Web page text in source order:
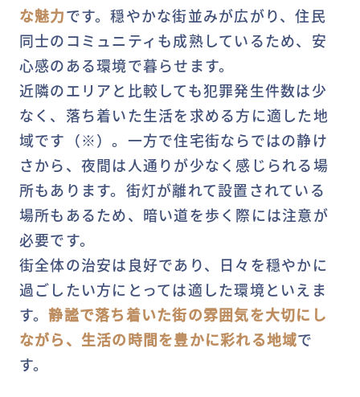
な魅力です。穏やかな街並みが広がり、住民
同士のコミュニティも成熟しているため、安
心感のある環境で暮らせます。
近隣のエリアと比較しても犯罪発生件数は少
なく、落ち着いた生活を求める方に適した地
域です（※）。一方で住宅街ならではの静け
さから、夜間は人通りが少なく感じられる場
所もあります。街灯が離れて設置されている
場所もあるため、暗い道を歩く際には注意が
必要です。
街全体の治安は良好であり、日々を穏やかに
過ごしたい方にとっては適した環境といえま
す。静謐で落ち着いた街の雰囲気を大切にし
ながら、生活の時間を豊かに彩れる地域で
す。